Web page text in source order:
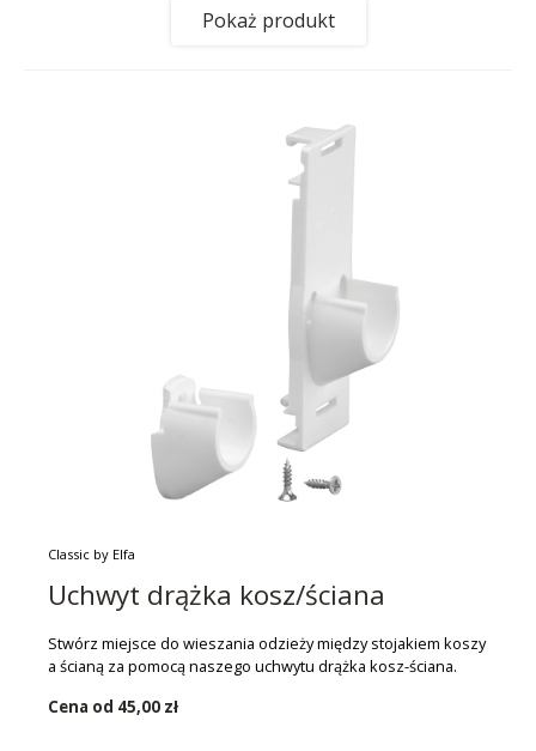
Pokaż produkt
Classic by Elfa
Uchwyt drążka kosz/ściana
Stwórz miejsce do wieszania odzieży między stojakiem koszy
a ścianą za pomocą naszego uchwytu drążka kosz-ściana.
Cena od 45,00 zł